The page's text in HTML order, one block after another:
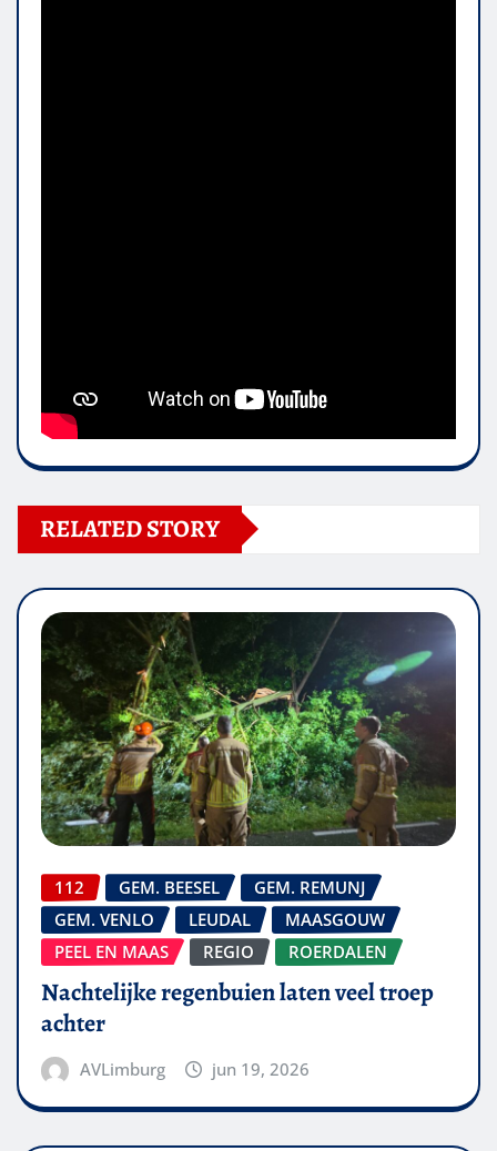
RELATED STORY
112 GEM. BEESEL
GEM. REMUNJ
GEM. VENLO
LEUDAL
MAASGOUW
PEEL EN MAAS
REGIO ROERDALEN
Nachtelijke regenbuien laten veel troep
achter
AVLimburg jun 19, 2026